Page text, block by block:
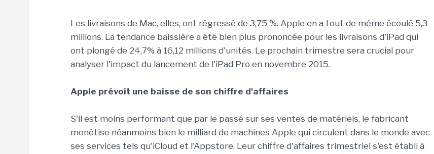
Les livraisons de Mac, elles, ont régressé de 3,75 %. Apple en a tout de même écoulé 5,3
millions. La tendance baissière a été bien plus prononcée pour les livraisons d'iPad qui
ont plongé de 24,7% à 16,12 millions d'unités. Le prochain trimestre sera crucial pour
analyser l'impact du lancement de l'iPad Pro en novembre 2015.
Apple prévoit une baisse de son chiffre d'affaires
S'il est moins performant que par le passé sur ses ventes de matériels, le fabricant
monétise néanmoins bien le milliard de machines Apple qui circulent dans le monde avec
ses services tels qu'iCloud et l'Appstore. Leur chiffre d'affaires trimestriel s'est établi à